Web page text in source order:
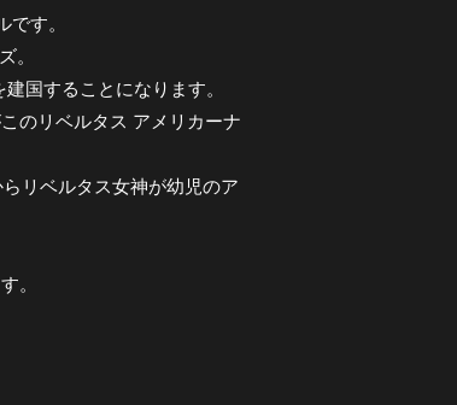
す。
。
国することになります。
のリベルタス アメリカーナ
リベルタス女神が幼児のア
。